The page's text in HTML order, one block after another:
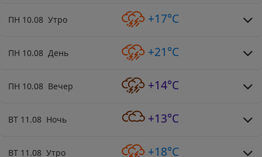
ПН 10.08 Утро +17°C
ПН 10.08 День +21°C
ПН 10.08 Вечер +14°C
ВТ 11.08 Ночь +13°C
ВТ 11.08 Утро +18°C